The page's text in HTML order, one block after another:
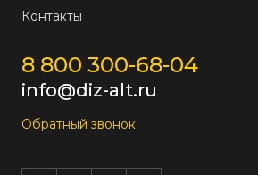
Контакты
8 800 300-68-04
info@diz-alt.ru
Обратный звонок